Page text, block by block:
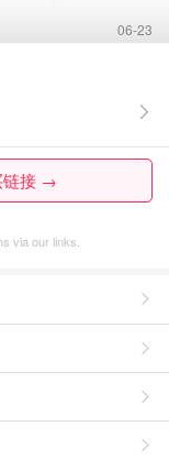
06-23
链接 →
via our links.